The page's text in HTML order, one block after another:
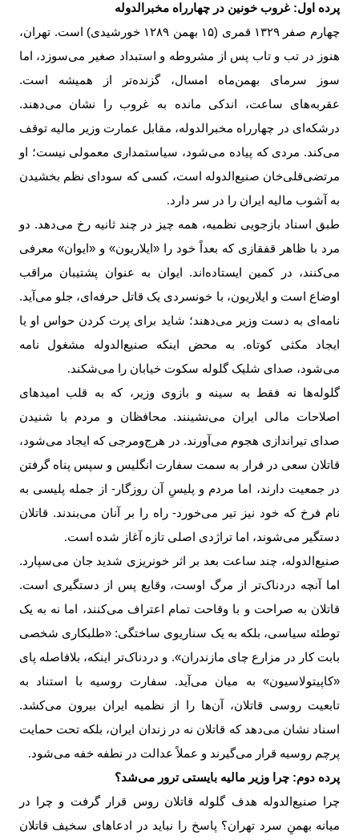
پرده اول:‌ غروب خونین در چهارراه مخبرالدوله
چهارم صفر ۱۳۲۹ قمری (۱۵ بهمن ۱۲۸۹ خورشیدی) است. تهران،
هنوز در تب و تاب پس از مشروطه و استبداد صغیر می‌سوزد، اما
سوز سرمای بهمن‌ماه امسال، گزنده‌تر از همیشه است.
عقربه‌های ساعت، اندکی مانده به غروب را نشان می‌دهند.
درشکه‌ای در چهارراه مخبرالدوله، مقابل عمارت وزیر مالیه توقف
می‌کند. مردی که پیاده می‌شود، سیاستمداری معمولی نیست؛ او
مرتضی‌قلی‌خان صنیع‌الدوله است، کسی که سودای نظم بخشیدن
به آشوب مالیه ایران را در سر دارد.
طبق اسناد بازجویی نظمیه، همه چیز در چند ثانیه رخ می‌دهد. دو
مرد با ظاهر قفقازی که بعداً خود را «ایلاریون» و «ایوان» معرفی
می‌کنند، در کمین ایستاده‌اند. ایوان به عنوان پشتیبان مراقب
اوضاع است و ایلاریون، با خونسردی یک قاتل حرفه‌ای، جلو می‌آید.
نامه‌ای به دست وزیر می‌دهند؛ شاید برای پرت کردن حواس او یا
ایجاد مکثی کوتاه. به محض اینکه صنیع‌الدوله مشغول نامه
می‌شود، صدای شلیک گلوله سکوت خیابان را می‌شکند.
گلوله‌ها نه فقط به سینه و بازوی وزیر، که به قلب امیدهای
اصلاحات مالی ایران می‌نشینند. محافظان و مردم با شنیدن
صدای تیراندازی هجوم می‌آورند. در هرج‌ومرجی که ایجاد می‌شود،
قاتلان سعی در فرار به سمت سفارت انگلیس و سپس پناه گرفتن
در جمعیت دارند، اما مردم و پلیسِ آن روزگار- از جمله پلیسی به
نام فرخ که خود نیز تیر می‌خورد- راه را بر آنان می‌بندند. قاتلان
دستگیر می‌شوند، اما تراژدی اصلی تازه آغاز شده است.
صنیع‌الدوله، چند ساعت بعد بر اثر خونریزی شدید جان می‌سپارد.
اما آنچه دردناک‌تر از مرگ اوست، وقایع پس از دستگیری است.
قاتلان به صراحت و با وقاحت تمام اعتراف می‌کنند، اما نه به یک
توطئه سیاسی، بلکه به یک سناریوی ساختگی: «طلبکاری شخصی
بابت کار در مزارع چای مازندران». و دردناک‌تر اینکه، بلافاصله پای
«کاپیتولاسیون» به میان می‌آید. سفارت روسیه با استناد به
تابعیت روسی قاتلان، آن‌ها را از نظمیه ایران بیرون می‌کشد.
اسناد نشان می‌دهد که قاتلان نه در زندان ایران، بلکه تحت حمایت
پرچم روسیه قرار می‌گیرند و عملاً عدالت در نطفه خفه می‌شود.
پرده دوم: چرا وزیر مالیه بایستی ترور می‌شد؟
چرا صنیع‌الدوله هدف گلوله قاتلان روس‌ قرار گرفت و چرا در
میانه بهمنِ سرد تهران؟ پاسخ را نباید در ادعاهای سخیف قاتلان